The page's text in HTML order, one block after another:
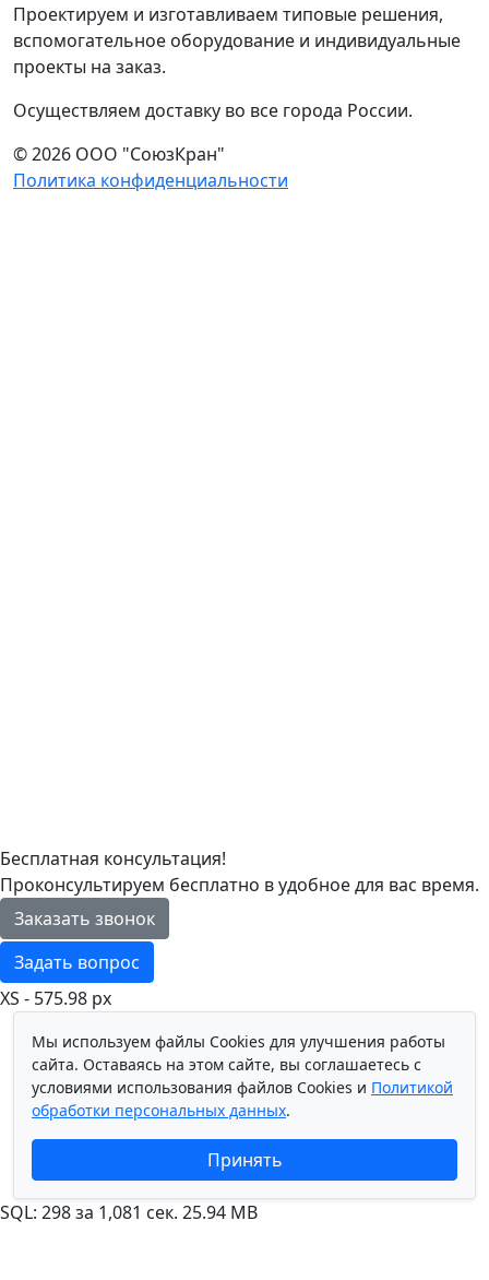
Проектируем и изготавливаем типовые решения,
вспомогательное оборудование и индивидуальные
проекты на заказ.
Осуществляем доставку во все города России.
© 2026 ООО "СоюзКран"
Политика конфиденциальности
Бесплатная консультация!
Проконсультируем бесплатно в удобное для вас время.
Заказать звонок
Задать вопрос
XS - 575.98 px
Мы используем файлы Cookies для улучшения работы
сайта. Оставаясь на этом сайте, вы соглашаетесь с
условиями использования файлов Cookies и Политикой
обработки персональных данных.
Принять
SQL: 298 за 1,081 сек. 25.94 MB